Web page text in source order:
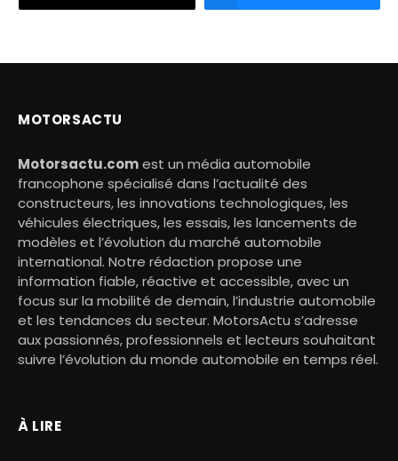
MOTORSACTU
Motorsactu.comest un média automobile
francophone spécialisé dans l’actualité des
constructeurs, les innovations technologiques, les
véhicules électriques, les essais, les lancements de
modèles et l’évolution du marché automobile
international. Notre rédaction propose une
information fiable, réactive et accessible, avec un
focus sur la mobilité de demain, l’industrie automobile
et les tendances du secteur. MotorsActu s’adresse
aux passionnés, professionnels et lecteurs souhaitant
suivre l’évolution du monde automobile en temps réel.
À LIRE